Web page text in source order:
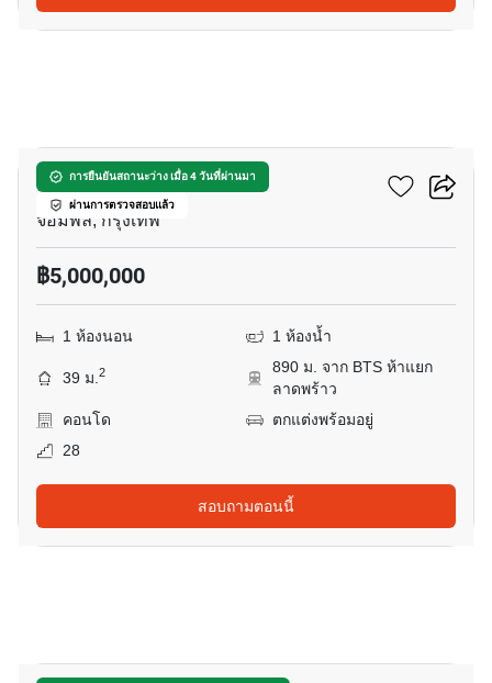
การยืนยันสถานะว่าง เมื่อ 4 วันที่ผ่านมา
ผ่านการตรวจสอบแล้ว
อีควิน๊อกซ์ พหล-วิภา
จอมพล, กรุงเทพ
฿5,000,000
1 ห้องนอน 1 ห้องน้ำ
39 ม.2
890 ม. จาก BTS ห้าแยก
ลาดพร้าว
คอนโด
ตกแต่งพร้อมอยู่
28
สอบถามตอนนี้